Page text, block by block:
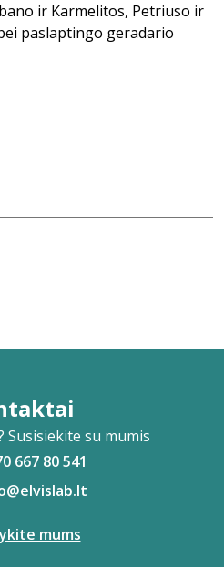
ir Karmelitos, Petriuso ir
paslaptingo geradario
Susisiekite su mumis
667 80 541
mums